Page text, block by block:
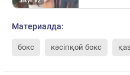
Материалда:
бокс кәсіпқой бокс